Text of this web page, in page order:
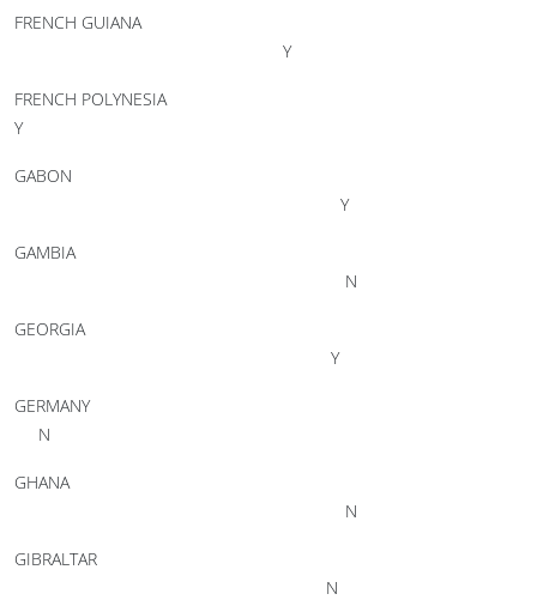
FRENCH GUIANA
Y
FRENCH POLYNESIA
Y
GABON
Y
GAMBIA
N
GEORGIA
Y
GERMANY
N
GHANA
N
GIBRALTAR
N